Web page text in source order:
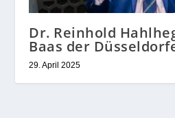
Dr. Reinhold
Baas der
29. April 2025